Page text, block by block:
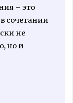
– это
сочетании
не
но и